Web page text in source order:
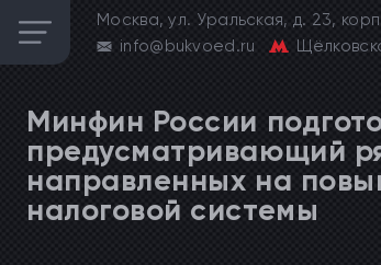
Москва, ул. Уральская, д. 23,
info@bukvoed.ru
Минфин России
предусматривающий
направленных на
налоговой системы